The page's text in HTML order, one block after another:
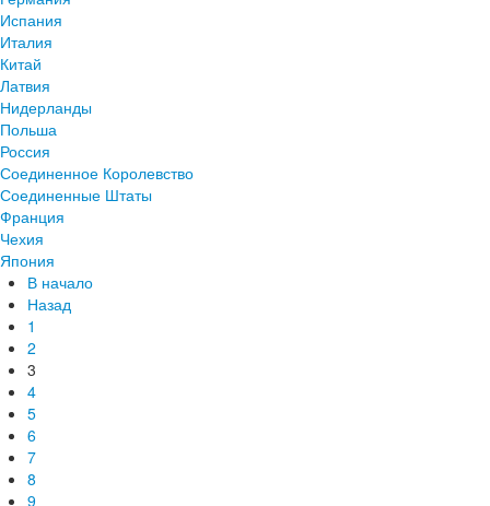
Испания
Италия
Китай
Латвия
Нидерланды
Польша
Россия
Соединенное Королевство
Соединенные Штаты
Франция
Чехия
Япония
В начало
Назад
1
2
3
4
5
6
7
8
9